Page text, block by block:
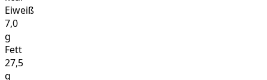
Eiweiß
7,0
g
Fett
27,5
g